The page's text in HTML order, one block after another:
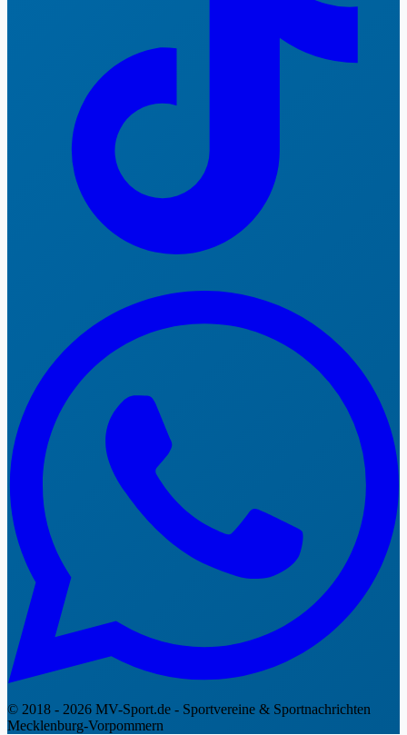
© 2018 - 2026 MV-Sport.de - Sportvereine & Sportnachrichten
Mecklenburg-Vorpommern